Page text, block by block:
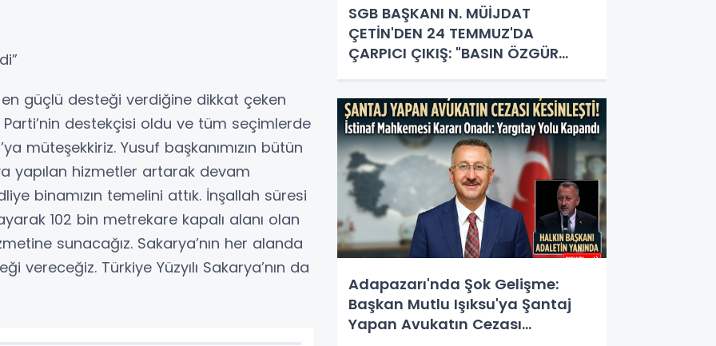
en güçlü desteği verdiğine dikkat çeken
destekçisi oldu ve tüm seçimlerde
müteşekkiriz. Yusuf başkanımızın bütün
yapılan hizmetler artarak devam
binamızın temelini attık. İnşallah süresi
102 bin metrekare kapalı alanı olan
sunacağız. Sakarya’nın her alanda
vereceğiz. Türkiye Yüzyılı Sakarya’nın da
SGB BAŞKANI N. MÜİJDAT
ÇETİN'DEN 24 TEMMUZ'DA
ÇARPICI ÇIKIŞ: "BASIN ÖZGÜR
Adapazarı'nda Şok Gelişme:
Başkan Mutlu Işıksu'ya Şantaj
Yapan Avukatın Cezası